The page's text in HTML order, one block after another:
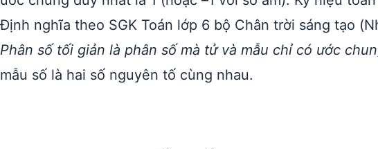
Định nghĩa theo SGK Toán lớp 6 bộ Chân trời sáng tạo
Phân số tối giản là phân số mà tử và mẫu chỉ có ước
mẫu số là hai số nguyên tố cùng nhau.